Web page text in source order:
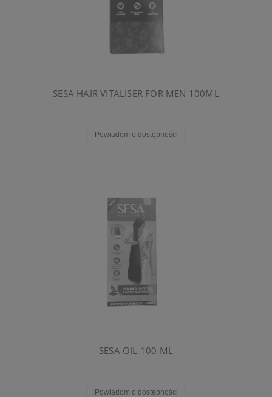
SESA HAIR VITALISER FOR MEN 100ML
Powiadom o dostępności
SESA OIL 100 ML
Powiadom o dostępności